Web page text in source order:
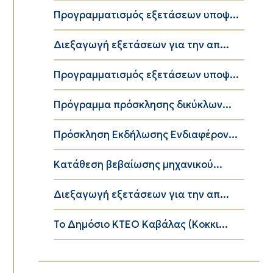
Προγραμματισμός εξετάσεων υποψ...
Διεξαγωγή εξετάσεων για την απ...
Προγραμματισμός εξετάσεων υποψ...
Πρόγραμμα πρόσκλησης δικύκλων...
Πρόσκληση Εκδήλωσης Ενδιαφέρον...
Κατάθεση βεβαίωσης μηχανικού...
Διεξαγωγή εξετάσεων για την απ...
Το Δημόσιο ΚΤΕΟ Καβάλας (Κοκκι...